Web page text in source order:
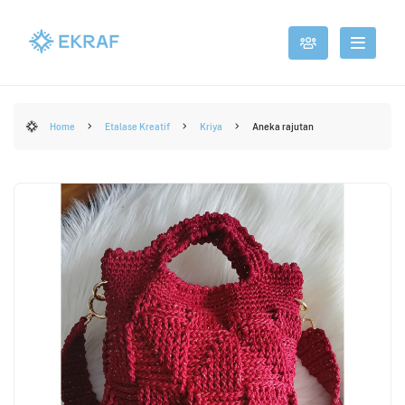
Home Etalase Kreatif Kriya Aneka rajutan